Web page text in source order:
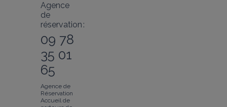
Agence
de
réservation :
09 78
35 01
65
Agence de
Réservation
Accueil de